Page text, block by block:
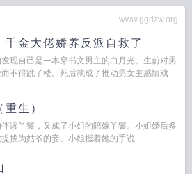
www.ggdzw.org
千金大佬娇养反派自救了
现自己是一本穿书文男主的白月光。生前对男
不得跳了楼。死后就成了推动男女主感情戏
生）
读丫鬟，又成了小姐的陪嫁丫鬟。小姐婚后多
拔为姑爷的妾。小姐握着她的手说...